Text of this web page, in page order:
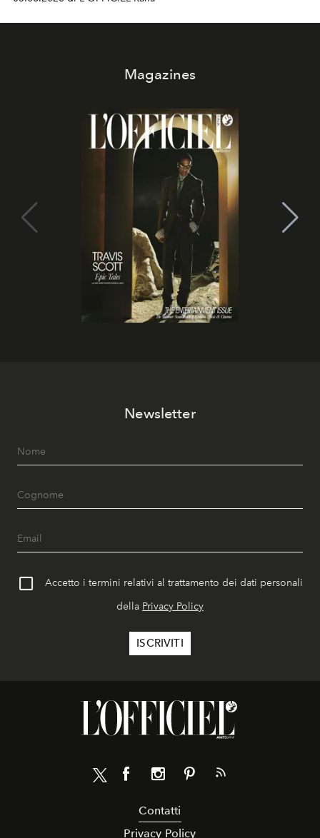
Magazines
Newsletter
Accetto i termini relativi al trattamento dei dati personali
della Privacy Policy
Contatti
Privacy Policy